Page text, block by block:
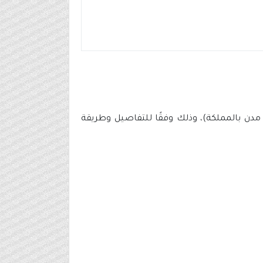
وظائف شاغرة لحملة (الثانوية فأعلى) للعمل في (5 مدن بالمملكة)، وذلك وفقًا للتفاصيل وطريقة